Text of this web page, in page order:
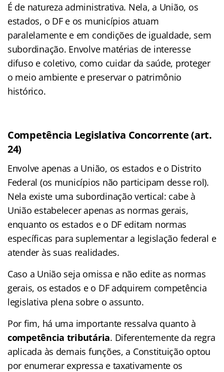
É de natureza administrativa. Nela, a União, os
estados, o DF e os municípios atuam
paralelamente e em condições de igualdade, sem
subordinação. Envolve matérias de interesse
difuso e coletivo, como cuidar da saúde, proteger
o meio ambiente e preservar o patrimônio
histórico.
Competência Legislativa Concorrente (art.
24)
Envolve apenas a União, os estados e o Distrito
Federal (os municípios não participam desse rol).
Nela existe uma subordinação vertical: cabe à
União estabelecer apenas as normas gerais,
enquanto os estados e o DF editam normas
específicas para suplementar a legislação federal e
atender às suas realidades.
Caso a União seja omissa e não edite as normas
gerais, os estados e o DF adquirem competência
legislativa plena sobre o assunto.
Por fim, há uma importante ressalva quanto à
competência tributária. Diferentemente da regra
aplicada às demais funções, a Constituição optou
por enumerar expressa e taxativamente os